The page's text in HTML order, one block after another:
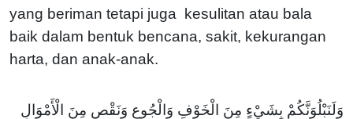
yang beriman tetapi juga kesulitan atau bala
baik dalam bentuk bencana, sakit, kekurangan
harta, dan anak-anak.
وَلَنَبْلُوَنَّكُمْ بِشَيْءٍ مِنَ الْخَوْفِ وَالْجُوعِ وَنَقْصٍ مِنَ الْأَمْوَالِ